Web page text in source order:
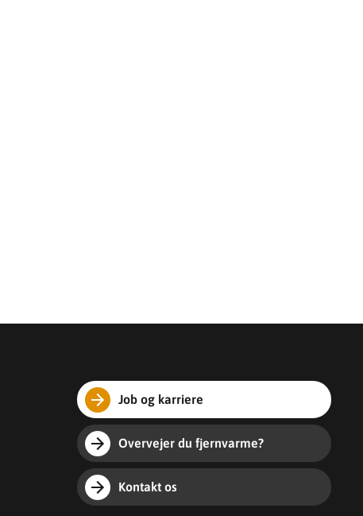
Job og karriere
Overvejer du fjernvarme?
Kontakt os